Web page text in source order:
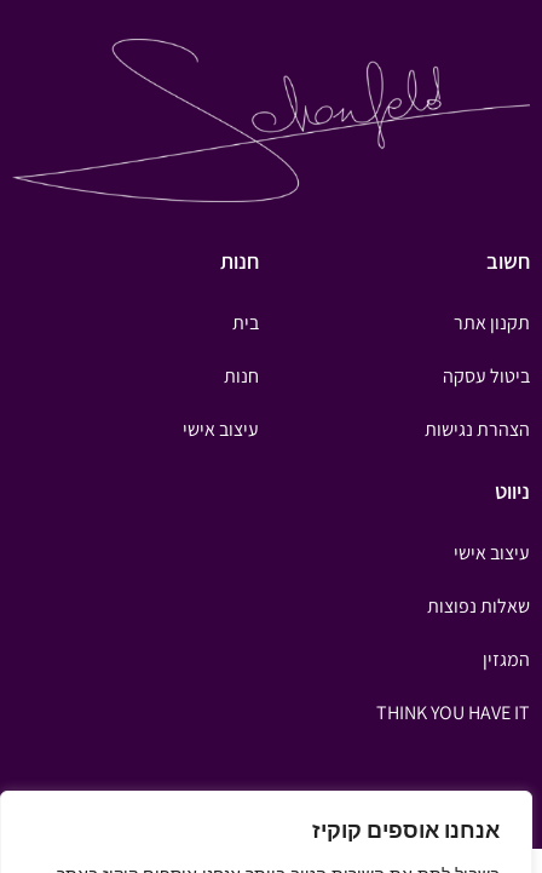
אנחנו אוספים קוקיז
ניווט
עיצוב אישי
שאלות נפוצות
המגזין
THINK YOU HAVE IT
חנות
בית
חנות
עיצוב אישי
חשוב
תקנון אתר
ביטול עסקה
הצהרת נגישות